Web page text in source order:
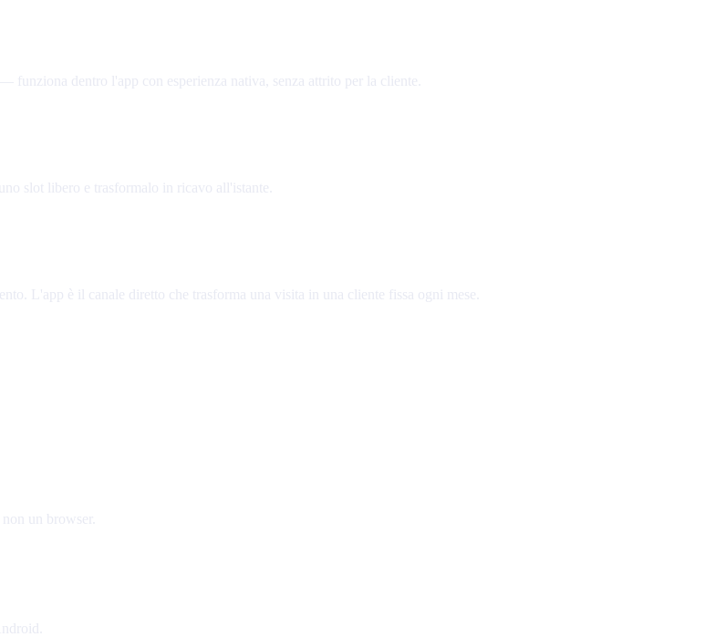
dentro l'app con esperienza nativa, senza attrito per la cliente.
slot libero e trasformalo in ricavo all'istante.
L'app è il canale diretto che trasforma una visita in una cliente fissa ogni mese.
un browser.